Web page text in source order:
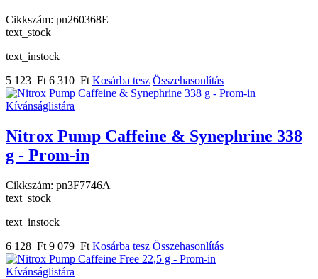
Cikkszám: pn260368E
text_stock
text_instock
5 123 Ft 6 310 Ft Kosárba tesz Összehasonlítás
Kívánságlistára
Nitrox Pump Caffeine & Synephrine 338
g - Prom-in
Cikkszám: pn3F7746A
text_stock
text_instock
6 128 Ft 9 079 Ft Kosárba tesz Összehasonlítás
Kívánságlistára